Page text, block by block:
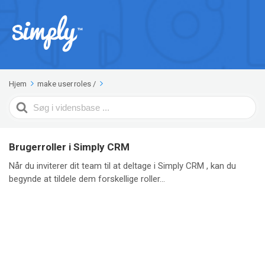
Hjem make user roles/
Search
For
Brugerroller i Simply CRM
Når du inviterer dit team til at deltage i Simply CRM , kan du
begynde at tildele dem forskellige roller...